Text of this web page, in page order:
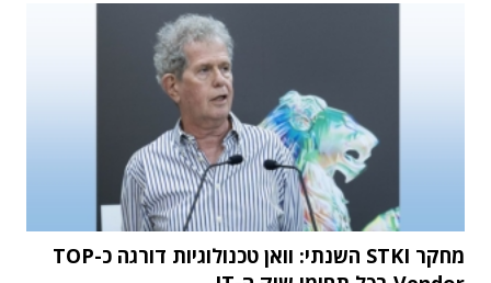
מחקר STKI השנתי: וואן טכנולוגיות דורגה כ-TOP